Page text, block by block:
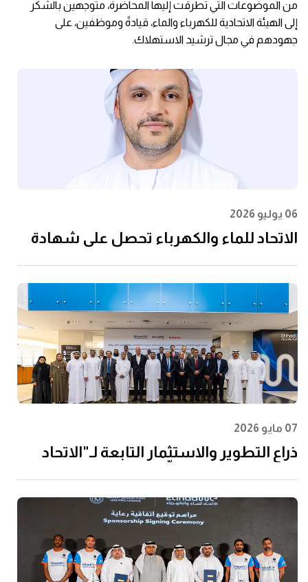
من الموضوعات التي تطرقت إليها المحاضرة، متوجهين بالشكر
إلى الهيئة الاتحادية للكهرباء والماء، قيادةً وموظفين، على
جهودهم في مجال ترشيد الاستهلاك.
06 يوليو 2026
الاتحاد للماء والكهرباء تحصل على شهادة
07 مايو 2026
ذراع التطوير والاستثمار التابعة لـ"الاتحاد
الفجيرة للتحلية سعة 60 مليون جالون يوميًا